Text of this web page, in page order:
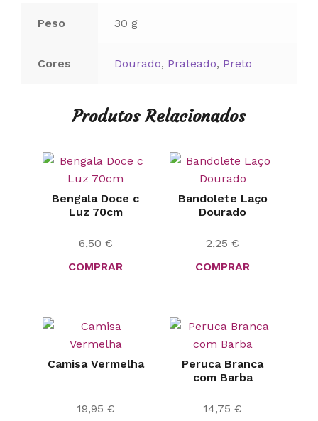
Peso 30 g
Cores Dourado, Prateado, Preto
Produtos Relacionados
Bengala Doce c
Luz 70cm
6,50 €
COMPRAR
Bandolete Laço
Dourado
2,25 €
COMPRAR
Camisa Vermelha
19,95 €
Peruca Branca
com Barba
14,75 €